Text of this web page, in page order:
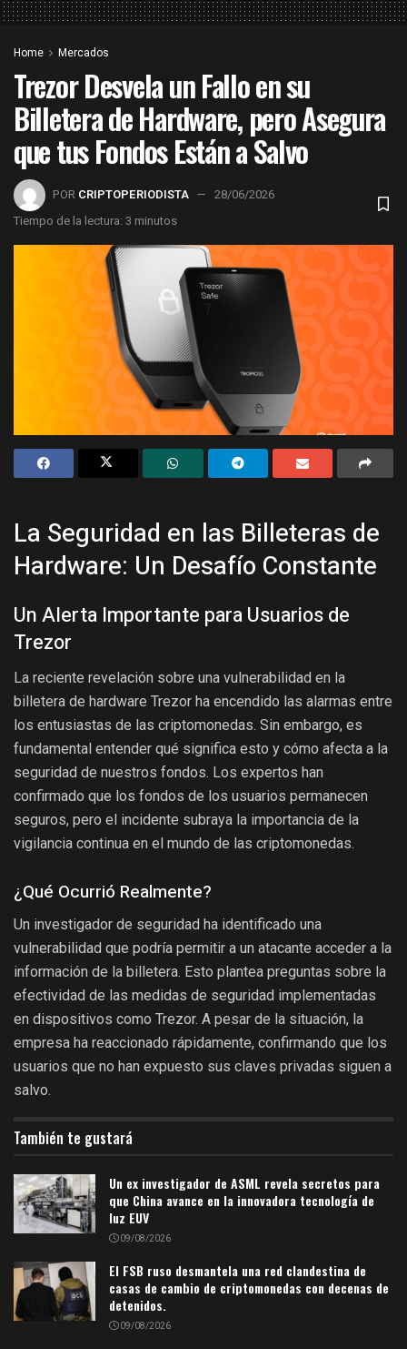
Home Mercados
Trezor Desvela un Fallo en su
Billetera de Hardware, pero Asegura
que tus Fondos Están a Salvo
POR CRIPTOPERIODISTA
28/06/2026
Tiempo de la lectura: 3 minutos
La Seguridad en las Billeteras de
Hardware: Un Desafío Constante
Un Alerta Importante para Usuarios de
Trezor
La reciente revelación sobre una vulnerabilidad en la
billetera de hardware Trezor ha encendido las alarmas entre
los entusiastas de las criptomonedas. Sin embargo, es
fundamental entender qué significa esto y cómo afecta a la
seguridad de nuestros fondos. Los expertos han
confirmado que los fondos de los usuarios permanecen
seguros, pero el incidente subraya la importancia de la
vigilancia continua en el mundo de las criptomonedas.
¿Qué Ocurrió Realmente?
Un investigador de seguridad ha identificado una
vulnerabilidad que podría permitir a un atacante acceder a la
información de la billetera. Esto plantea preguntas sobre la
efectividad de las medidas de seguridad implementadas
en dispositivos como Trezor. A pesar de la situación, la
empresa ha reaccionado rápidamente, confirmando que los
usuarios que no han expuesto sus claves privadas siguen a
salvo.
También te gustará
Un ex investigador de ASML revela secretos para
que China avance en la innovadora tecnología de
luz EUV
09/08/2026
El FSB ruso desmantela una red clandestina de
casas de cambio de criptomonedas con decenas de
detenidos.
09/08/2026